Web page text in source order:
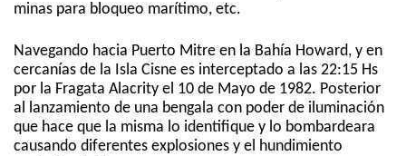
minas para bloqueo marítimo, etc.
Navegando hacia Puerto Mitre en la Bahía Howard, y en
cercanías de la Isla Cisne es interceptado a las 22:15 Hs
por la Fragata Alacrity el 10 de Mayo de 1982. Posterior
al lanzamiento de una bengala con poder de iluminación
que hace que la misma lo identifique y lo bombardeara
causando diferentes explosiones y el hundimiento